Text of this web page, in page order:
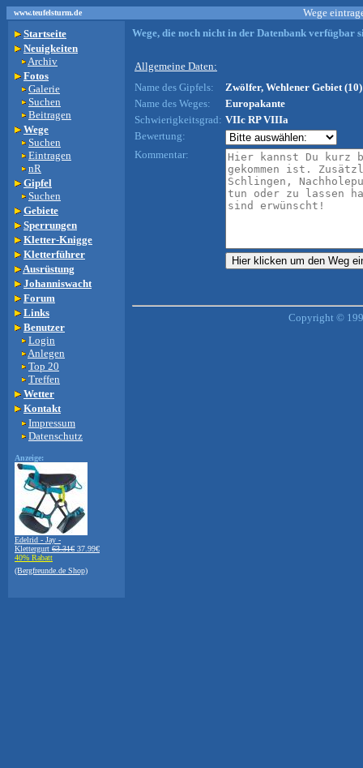
www.teufelsturm.de
Wege
Startseite
Neuigkeiten
Archiv
Fotos
Galerie
Suchen
Beitragen
Wege
Suchen
Eintragen
nR
Gipfel
Suchen
Gebiete
Sperrungen
Kletter-Knigge
Kletterführer
Ausrüstung
Johanniswacht
Forum
Links
Benutzer
Login
Anlegen
Top 20
Treffen
Wetter
Kontakt
Impressum
Datenschutz
Anzeige:
Edelrid - Jay -
Klettergurt 63.31€ 37.99€
40% Rabatt
(Bergfreunde.de Shop)
Wege, die noch nicht in der Datenbank verfügbar
Allgemeine Daten:
Name des Gipfels:
Zwölfer, Wehlener Gebiet (10)
Name des Weges:
Europakante
Schwierigkeitsgrad: VIIc RP VIIIa
Bewertung:
Kommentar:
Copyright ©